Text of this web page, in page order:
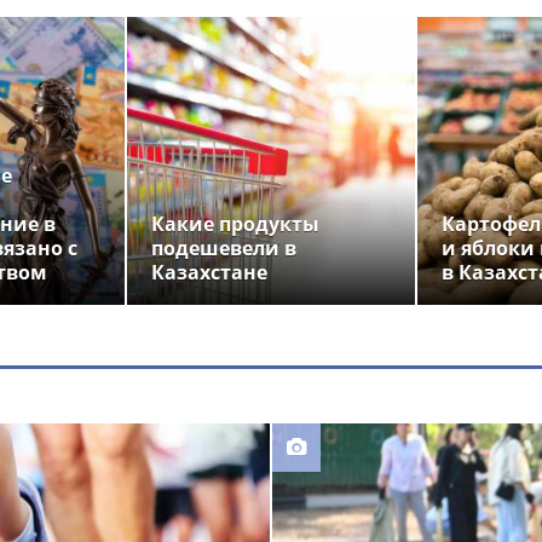
в
с
Какие продукты
подешевели в
Казахстане
и
в